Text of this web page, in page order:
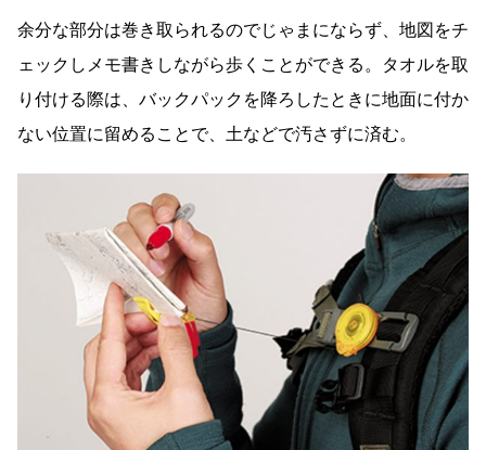
余分な部分は巻き取られるのでじゃまにならず、地図をチ
ェックしメモ書きしながら歩くことができる。タオルを取
り付ける際は、バックパックを降ろしたときに地面に付か
ない位置に留めることで、土などで汚さずに済む。